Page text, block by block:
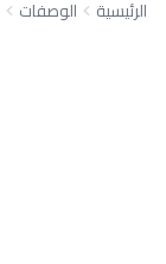
الرئيسية الوصفات